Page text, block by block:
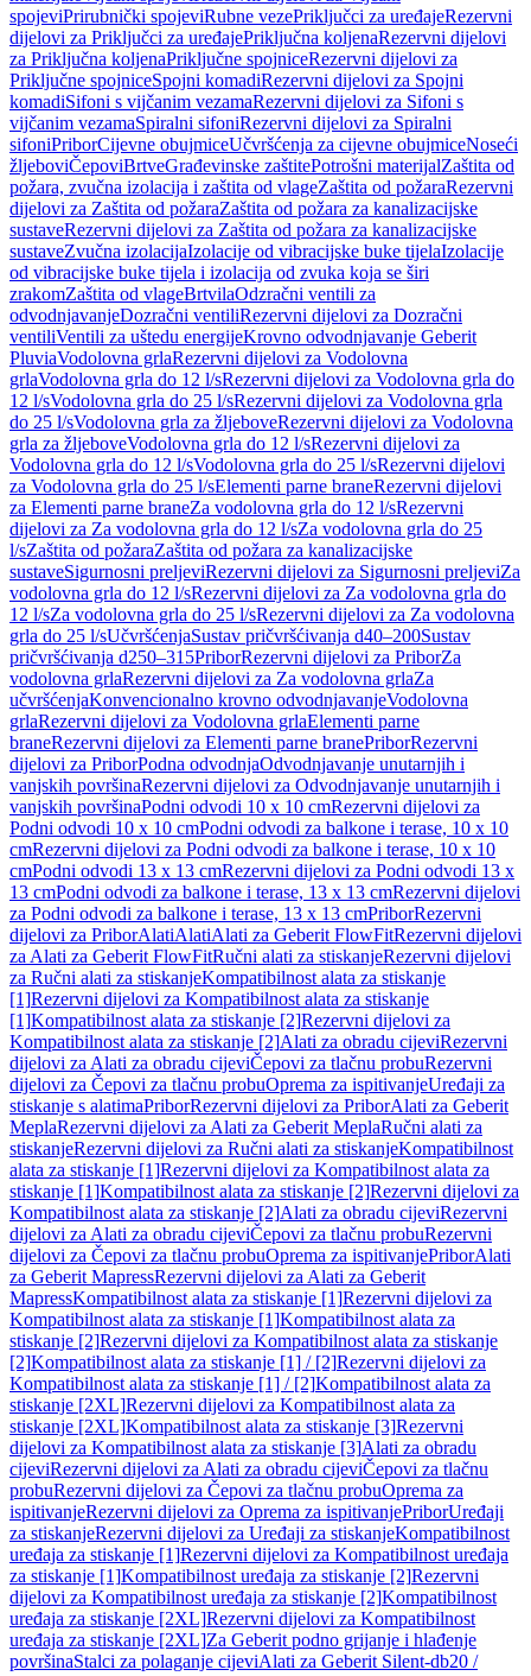
spojeviPrirubnički spojeviRubne vezePriključci za uređajeRezervni
dijelovi za Priključci za uređajePriključna koljenaRezervni dijelovi
za Priključna koljenaPriključne spojniceRezervni dijelovi za
Priključne spojniceSpojni komadiRezervni dijelovi za Spojni
komadiSifoni s vijčanim vezamaRezervni dijelovi za Sifoni s
vijčanim vezamaSpiralni sifoniRezervni dijelovi za Spiralni
sifoniPriborCijevne obujmiceUčvršćenja za cijevne obujmiceNoseći
žljeboviČepoviBrtveGrađevinske zaštitePotrošni materijalZaštita od
požara, zvučna izolacija i zaštita od vlageZaštita od požaraRezervni
dijelovi za Zaštita od požaraZaštita od požara za kanalizacijske
sustaveRezervni dijelovi za Zaštita od požara za kanalizacijske
sustaveZvučna izolacijaIzolacije od vibracijske buke tijelaIzolacije
od vibracijske buke tijela i izolacija od zvuka koja se širi
zrakomZaštita od vlageBrtvilaOdzračni ventili za
odvodnjavanjeDozračni ventiliRezervni dijelovi za Dozračni
ventiliVentili za uštedu energijeKrovno odvodnjavanje Geberit
PluviaVodolovna grlaRezervni dijelovi za Vodolovna
grlaVodolovna grla do 12 l/sRezervni dijelovi za Vodolovna grla do
12 l/sVodolovna grla do 25 l/sRezervni dijelovi za Vodolovna grla
do 25 l/sVodolovna grla za žljeboveRezervni dijelovi za Vodolovna
grla za žljeboveVodolovna grla do 12 l/sRezervni dijelovi za
Vodolovna grla do 12 l/sVodolovna grla do 25 l/sRezervni dijelovi
za Vodolovna grla do 25 l/sElementi parne braneRezervni dijelovi
za Elementi parne braneZa vodolovna grla do 12 l/sRezervni
dijelovi za Za vodolovna grla do 12 l/sZa vodolovna grla do 25
l/sZaštita od požaraZaštita od požara za kanalizacijske
sustaveSigurnosni preljeviRezervni dijelovi za Sigurnosni preljeviZa
vodolovna grla do 12 l/sRezervni dijelovi za Za vodolovna grla do
12 l/sZa vodolovna grla do 25 l/sRezervni dijelovi za Za vodolovna
grla do 25 l/sUčvršćenjaSustav pričvršćivanja d40–200Sustav
pričvršćivanja d250–315PriborRezervni dijelovi za PriborZa
vodolovna grlaRezervni dijelovi za Za vodolovna grlaZa
učvršćenjaKonvencionalno krovno odvodnjavanjeVodolovna
grlaRezervni dijelovi za Vodolovna grlaElementi parne
braneRezervni dijelovi za Elementi parne branePriborRezervni
dijelovi za PriborPodna odvodnjaOdvodnjavanje unutarnjih i
vanjskih površinaRezervni dijelovi za Odvodnjavanje unutarnjih i
vanjskih površinaPodni odvodi 10 x 10 cmRezervni dijelovi za
Podni odvodi 10 x 10 cmPodni odvodi za balkone i terase, 10 x 10
cmRezervni dijelovi za Podni odvodi za balkone i terase, 10 x 10
cmPodni odvodi 13 x 13 cmRezervni dijelovi za Podni odvodi 13 x
13 cmPodni odvodi za balkone i terase, 13 x 13 cmRezervni dijelovi
za Podni odvodi za balkone i terase, 13 x 13 cmPriborRezervni
dijelovi za PriborAlatiAlatiAlati za Geberit FlowFitRezervni dijelovi
za Alati za Geberit FlowFitRučni alati za stiskanjeRezervni dijelovi
za Ručni alati za stiskanjeKompatibilnost alata za stiskanje
[1]Rezervni dijelovi za Kompatibilnost alata za stiskanje
[1]Kompatibilnost alata za stiskanje [2]Rezervni dijelovi za
Kompatibilnost alata za stiskanje [2]Alati za obradu cijeviRezervni
dijelovi za Alati za obradu cijeviČepovi za tlačnu probuRezervni
dijelovi za Čepovi za tlačnu probuOprema za ispitivanjeUređaji za
stiskanje s alatimaPriborRezervni dijelovi za PriborAlati za Geberit
MeplaRezervni dijelovi za Alati za Geberit MeplaRučni alati za
stiskanjeRezervni dijelovi za Ručni alati za stiskanjeKompatibilnost
alata za stiskanje [1]Rezervni dijelovi za Kompatibilnost alata za
stiskanje [1]Kompatibilnost alata za stiskanje [2]Rezervni dijelovi za
Kompatibilnost alata za stiskanje [2]Alati za obradu cijeviRezervni
dijelovi za Alati za obradu cijeviČepovi za tlačnu probuRezervni
dijelovi za Čepovi za tlačnu probuOprema za ispitivanjePriborAlati
za Geberit MapressRezervni dijelovi za Alati za Geberit
MapressKompatibilnost alata za stiskanje [1]Rezervni dijelovi za
Kompatibilnost alata za stiskanje [1]Kompatibilnost alata za
stiskanje [2]Rezervni dijelovi za Kompatibilnost alata za stiskanje
[2]Kompatibilnost alata za stiskanje [1] / [2]Rezervni dijelovi za
Kompatibilnost alata za stiskanje [1] / [2]Kompatibilnost alata za
stiskanje [2XL]Rezervni dijelovi za Kompatibilnost alata za
stiskanje [2XL]Kompatibilnost alata za stiskanje [3]Rezervni
dijelovi za Kompatibilnost alata za stiskanje [3]Alati za obradu
cijeviRezervni dijelovi za Alati za obradu cijeviČepovi za tlačnu
probuRezervni dijelovi za Čepovi za tlačnu probuOprema za
ispitivanjeRezervni dijelovi za Oprema za ispitivanjePriborUređaji
za stiskanjeRezervni dijelovi za Uređaji za stiskanjeKompatibilnost
uređaja za stiskanje [1]Rezervni dijelovi za Kompatibilnost uređaja
za stiskanje [1]Kompatibilnost uređaja za stiskanje [2]Rezervni
dijelovi za Kompatibilnost uređaja za stiskanje [2]Kompatibilnost
uređaja za stiskanje [2XL]Rezervni dijelovi za Kompatibilnost
uređaja za stiskanje [2XL]Za Geberit podno grijanje i hlađenje
površinaStalci za polaganje cijeviAlati za Geberit Silent-db20 /